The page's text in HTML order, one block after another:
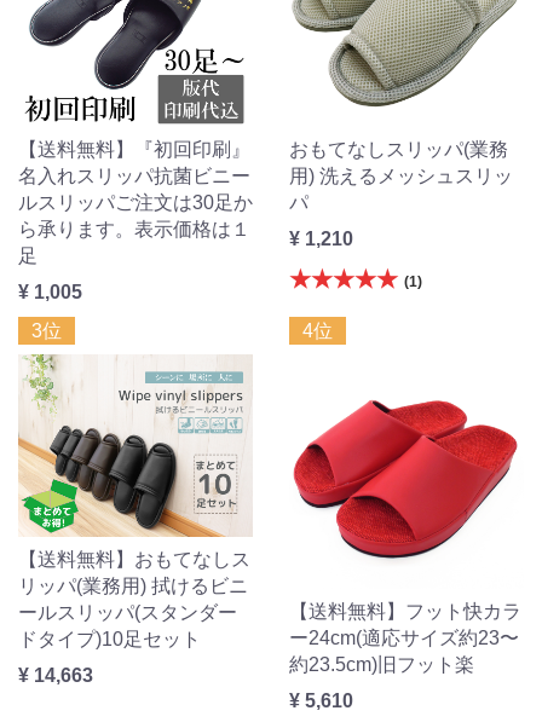
【送料無料】『初回印刷』
名入れスリッパ抗菌ビニー
ルスリッパご注文は30足か
ら承ります。表示価格は１
足
¥ 1,005
おもてなしスリッパ(業務
用) 洗えるメッシュスリッ
パ
¥ 1,210
★★★★★ (1)
3位
【送料無料】おもてなしス
リッパ(業務用) 拭けるビニ
ールスリッパ(スタンダー
ドタイプ)10足セット
¥ 14,663
4位
【送料無料】フット快カラ
ー24cm(適応サイズ約23〜
約23.5cm)旧フット楽
¥ 5,610